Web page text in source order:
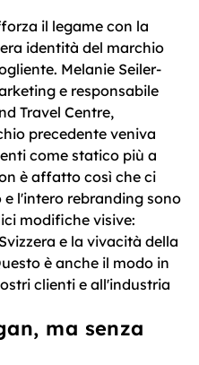
il legame con la
identità del marchio
Melanie Seiler-
e responsabile
Travel Centre,
precedente veniva
come statico più a
è affatto così che ci
l'intero rebranding sono
modifiche visive:
e la vivacità della
è anche il modo in
clienti e all'industria
ma senza